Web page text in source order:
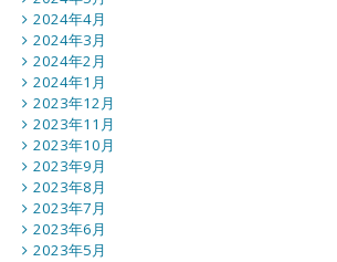
2024年4月
2024年3月
2024年2月
2024年1月
2023年12月
2023年11月
2023年10月
2023年9月
2023年8月
2023年7月
2023年6月
2023年5月